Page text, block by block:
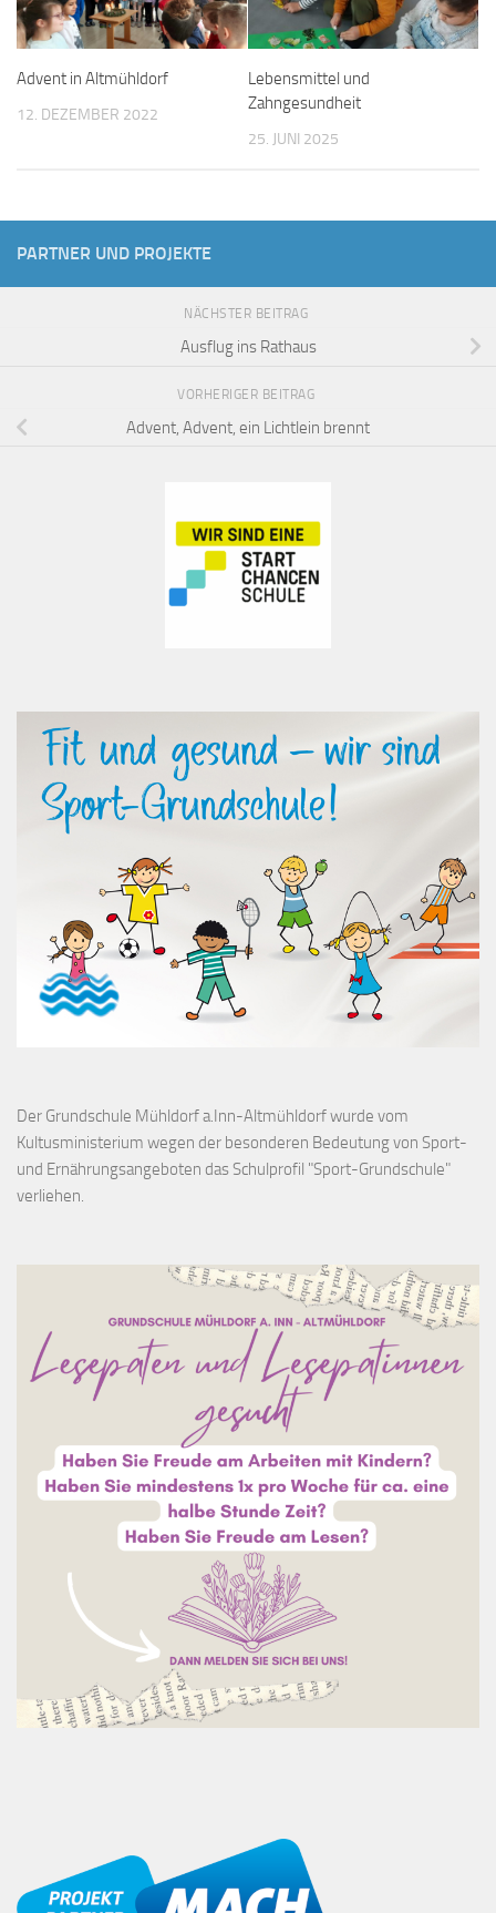
Advent in Altmühldorf
12. DEZEMBER 2022
Lebensmittel und
Zahngesundheit
25. JUNI 2025
PARTNER UND PROJEKTE
NÄCHSTER BEITRAG
Ausflug ins Rathaus
VORHERIGER BEITRAG
Advent, Advent, ein Lichtlein brennt
Der Grundschule Mühldorf a.Inn-Altmühldorf wurde vom
Kultusministerium wegen der besonderen Bedeutung von Sport-
und Ernährungsangeboten das Schulprofil "Sport-Grundschule"
verliehen.